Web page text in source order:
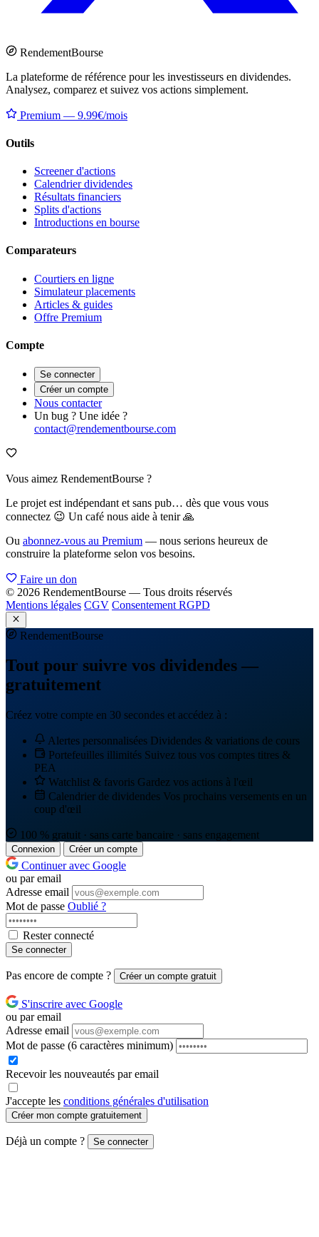
RendementBourse
La plateforme de référence pour les investisseurs en dividendes.
Analysez, comparez et suivez vos actions simplement.
Premium — 9.99€/mois
Outils
Screener d'actions
Calendrier dividendes
Résultats financiers
Splits d'actions
Introductions en bourse
Comparateurs
Courtiers en ligne
Simulateur placements
Articles & guides
Offre Premium
Compte
Se connecter
Créer un compte
Nous contacter
Un bug ? Une idée ?
contact@rendementbourse.com
Vous aimez RendementBourse ?
Le projet est indépendant et sans pub… dès que vous vous
connectez 😉 Un café nous aide à tenir 🙏
Ou abonnez-vous au Premium — nous serions heureux de
construire la plateforme selon vos besoins.
Faire un don
© 2026 RendementBourse — Tous droits réservés
Mentions légales CGV Consentement RGPD
RendementBourse
Tout pour suivre vos dividendes —
gratuitement
Créez votre compte en 30 secondes et accédez à :
Alertes personnalisées Dividendes & variations de cours
Portefeuilles illimités Suivez tous vos comptes titres &
PEA
Watchlist & favoris Gardez vos actions à l'œil
Calendrier de dividendes Vos prochains versements en un
coup d'œil
100 % gratuit · sans carte bancaire · sans engagement
Connexion Créer un compte
Continuer avec Google
ou par email
Adresse email
Mot de passe Oublié ?
Rester connecté
Se connecter
Pas encore de compte ? Créer un compte gratuit
S'inscrire avec Google
ou par email
Adresse email
Mot de passe (6 caractères minimum)
Recevoir les nouveautés par email
J'accepte les conditions générales d'utilisation
Créer mon compte gratuitement
Déjà un compte ? Se connecter